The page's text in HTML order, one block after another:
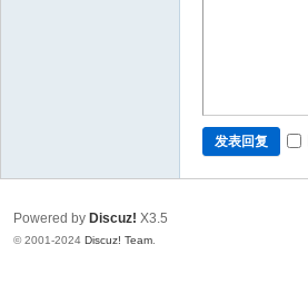
发表回复
Powered by Discuz! X3.5
© 2001-2024 Discuz! Team